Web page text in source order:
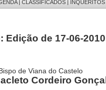
| CLASSIFICADOS | INQUÉRITOS
Edição de 17-06-2010
de Viana do Castelo
Cordeiro